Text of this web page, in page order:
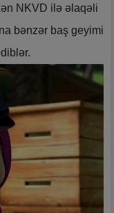
NKVD ilə əlaqəli
bənzər baş geyimi